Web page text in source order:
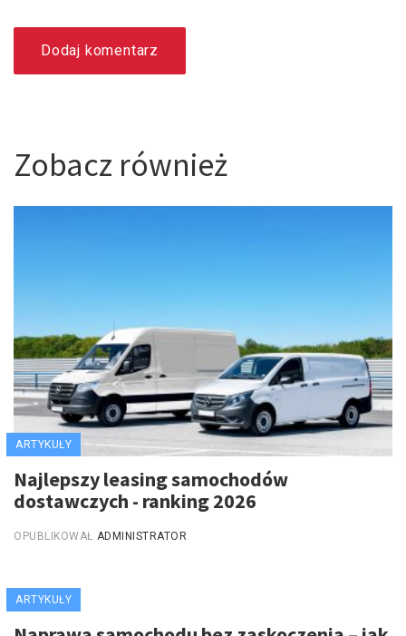
Dodaj komentarz
Zobacz również
ARTYKUŁY
Najlepszy leasing samochodów
dostawczych - ranking 2026
OPUBLIKOWAŁ ADMINISTRATOR
ARTYKUŁY